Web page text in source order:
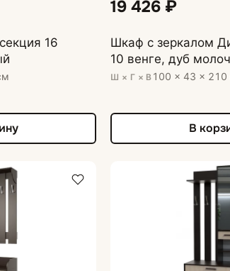
16
19 426 ₽
Шкаф с зеркалом
10 венге, дуб
Ш × Г × В 100 × 43 × 210
В